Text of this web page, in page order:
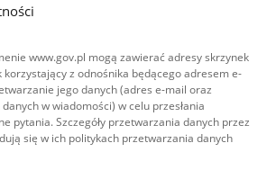
www.gov.pl mogą zawierać adresy skrzynek
korzystający z odnośnika będącego adresem e-
jego danych (adres e-mail oraz
w wiadomości) w celu przesłania
pytania. Szczegóły przetwarzania danych przez
się w ich politykach przetwarzania danych